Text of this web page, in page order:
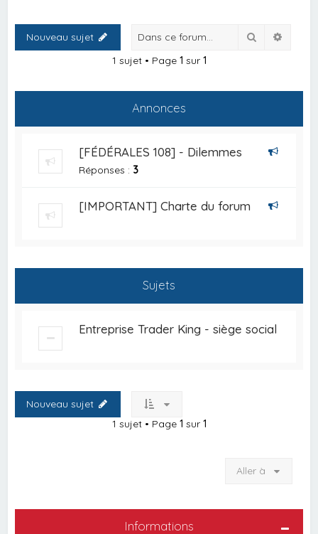
Nouveau sujet Rechercher
1 sujet • Page 1 sur 1
Annonces
[FÉDÉRALES 108] - Dilemmes
Réponses : 3
[IMPORTANT] Charte du forum
Sujets
Entreprise Trader King - siège social
Nouveau sujet
1 sujet • Page 1 sur 1
Aller à
Informations